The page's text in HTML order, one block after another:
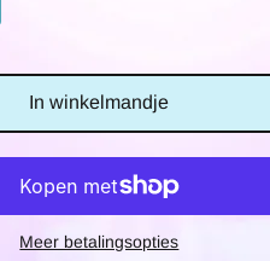
In winkelmandje
Meer betalingsopties